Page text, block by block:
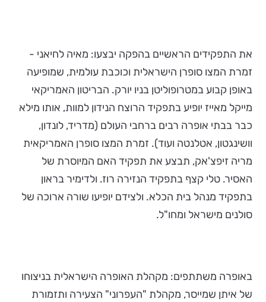
את התפקידים הראשיים בהפקה יבצעו: מאיה לחיאני -
זמרת המצו סופרן הישראלית וכוכבת עולמית, שמופיעה
באופן קבוע במטרופוליטן בניו יורק. הבריטון האמריקאי
מייקל מאייז יופיע בתפקיד הרוצח הנידון למוות, אותו מילא
כבר בבתי אופרה רבים ברחבי העולם (מדריד, לונדון,
וושינגטון, אטלנטה ועוד). זמרת המצו סופרן האמריקאית
מריה זיפצ'אק, תבצע את תפקיד האם המיוסרת של
האסיר. טלי קצף בתפקיד הנזירה רוז. ולדימיר בראון
בתפקיד מנהל בית הכלא. ולצידם יופיעו שורה ארוכה של
סולנים מישראל ומחו"ל.
באופרה משתתפים: מקהלת האופרה הישראלית בניצוחו
של איתן שמייסר, מקהלת "העפרוני" הצעירה ותזמורת